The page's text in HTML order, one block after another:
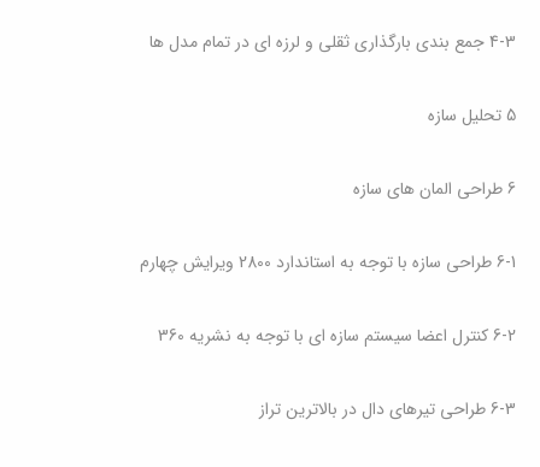
4-3 جمع بندی بارگذاری ثقلی و لرزه ای در تمام مدل ها
5 تحلیل سازه
6طراحی المان های سازه
6-1 طراحی سازه با توجه به استاندارد 2800 ویرایش چهارم
6-2 کنترل اعضا سیستم سازه ای با توجه به نشریه 360
6-3 طراحی تیرهای دال در بالاترین تراز